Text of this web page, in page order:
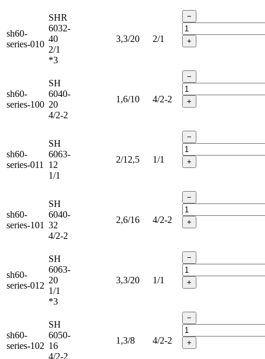
sh60-
series-010
SHR
6032-
40
2/1
*3
3,3/20 2/1
−
+
sh60-
series-100
SH
6040-
20
4/2-2
1,6/10 4/2-2
−
+
sh60-
series-011
SH
6063-
12
1/1
2/12,5 1/1
−
+
sh60-
series-101
SH
6040-
32
4/2-2
2,6/16 4/2-2
−
+
sh60-
series-012
SH
6063-
20
1/1
*3
3,3/20 1/1
−
+
sh60-
series-102
SH
6050-
16
4/2-2
1,3/8 4/2-2
−
+